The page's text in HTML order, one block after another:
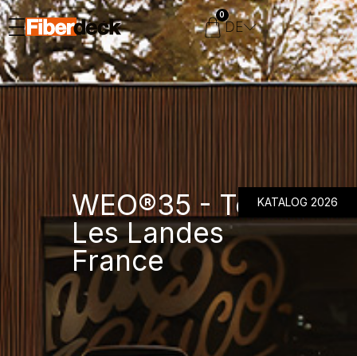
0
DE
WEO®35 - Teak
Les Landes
France
KATALOG 2026